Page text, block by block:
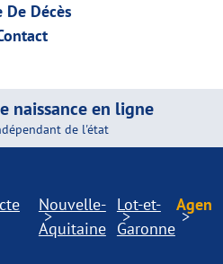
De Décès
naissance en ligne
de l'état
Nouvelle-
Aquitaine
Lot-et-
Garonne
Agen